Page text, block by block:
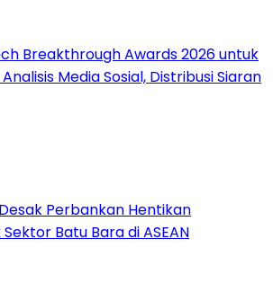
Breakthrough Awards 2026 untuk
Media Sosial, Distribusi Siaran
Perbankan Hentikan
Batu Bara di ASEAN